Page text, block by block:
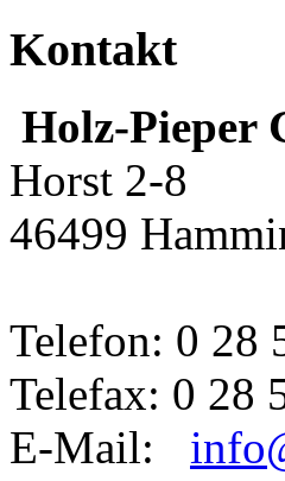
Kontakt
Holz-Pieper
Horst 2-8
46499
Telefon: 0 28
Telefax: 0 28
E-Mail: